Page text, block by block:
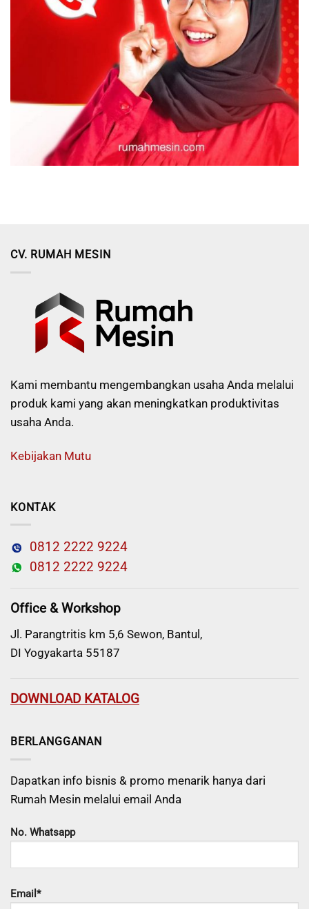
CV. RUMAH MESIN
Kami membantu mengembangkan usaha Anda melalui
produk kami yang akan meningkatkan produktivitas
usaha Anda.
Kebijakan Mutu
KONTAK
0812 2222 9224
0812 2222 9224
Office & Workshop
Jl. Parangtritis km 5,6 Sewon, Bantul,
DI Yogyakarta 55187
DOWNLOAD KATALOG
BERLANGGANAN
Dapatkan info bisnis & promo menarik hanya dari
Rumah Mesin melalui email Anda
No. Whatsapp
Email*